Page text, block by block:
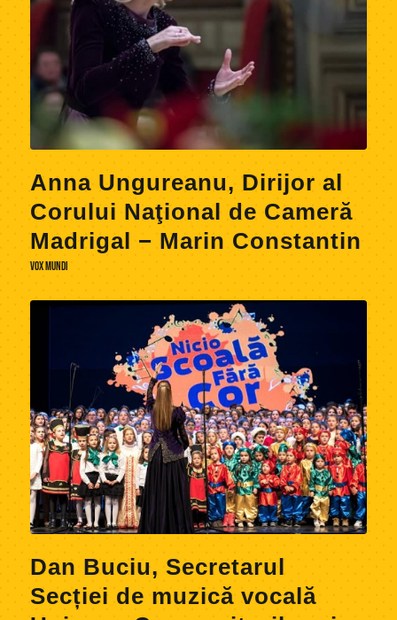
Anna Ungureanu, Dirijor al
Corului Naţional de Cameră
Madrigal − Marin Constantin
VOX MUNDI
Dan Buciu, Secretarul
Secției de muzică vocală